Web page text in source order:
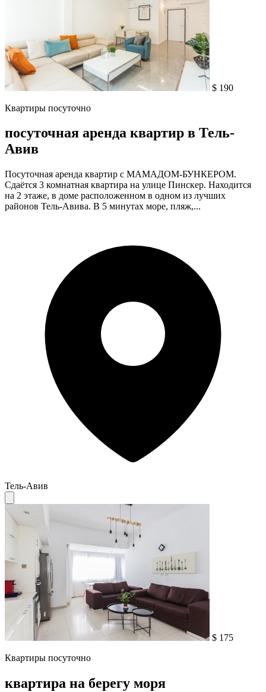
$ 190
Квартиры посуточно
посуточная аренда квартир в Тель-
Авив
Посуточная аренда квартир с МАМАДОМ-БУНКЕРОМ.
Сдаётся 3 комнатная квартира на улице Пинскер. Находится
на 2 этаже, в доме расположенном в одном из лучших
районов Тель-Авива. В 5 минутах море, пляж,...
Тель-Авив
$ 175
Квартиры посуточно
квартира на берегу моря